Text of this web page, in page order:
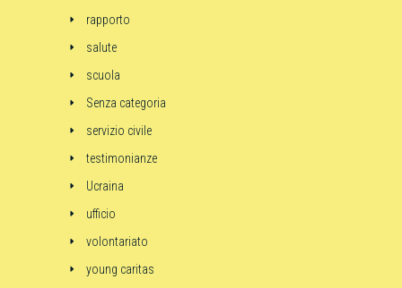
rapporto
salute
scuola
Senza categoria
servizio civile
testimonianze
Ucraina
ufficio
volontariato
young caritas